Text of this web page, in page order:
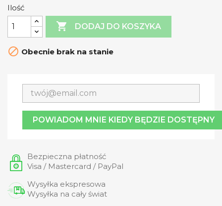
Ilość
 DODAJ DO KOSZYKA
 Obecnie brak na stanie
POWIADOM MNIE KIEDY BĘDZIE DOSTĘPNY
Bezpieczna płatność
Visa / Mastercard / PayPal
Wysyłka ekspresowa
Wysyłka na cały świat